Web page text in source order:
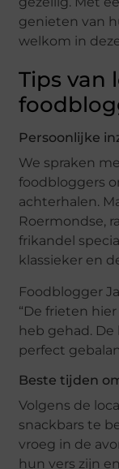
genieten van
welkom in
Tips van
Persoonlijke
We spraken
foodbloggers
achterhalen.
Roermondse,
frikandel
klassieker en
Foodblogger
“De frieten
heb gehad.
perfect
Beste tijden
Volgens de
snackbars te
vroeg in de
hun vers zijn